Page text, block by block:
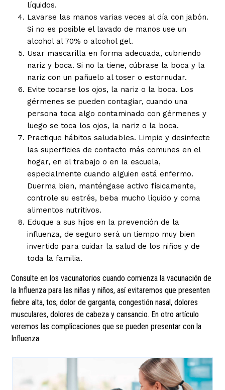
líquidos.
Lavarse las manos varias veces al día con jabón.
Si no es posible el lavado de manos use un
alcohol al 70% o alcohol gel.
Usar mascarilla en forma adecuada, cubriendo
nariz y boca. Si no la tiene, cúbrase la boca y la
nariz con un pañuelo al toser o estornudar.
Evite tocarse los ojos, la nariz o la boca. Los
gérmenes se pueden contagiar, cuando una
persona toca algo contaminado con gérmenes y
luego se toca los ojos, la nariz o la boca.
Practique hábitos saludables. Limpie y desinfecte
las superficies de contacto más comunes en el
hogar, en el trabajo o en la escuela,
especialmente cuando alguien está enfermo.
Duerma bien, manténgase activo físicamente,
controle su estrés, beba mucho líquido y coma
alimentos nutritivos.
Eduque a sus hijos en la prevención de la
influenza, de seguro será un tiempo muy bien
invertido para cuidar la salud de los niños y de
toda la familia.
Consulte en los vacunatorios cuando comienza la vacunación de
la Influenza para las niñas y niños, así evitaremos que presenten
fiebre alta, tos, dolor de garganta, congestión nasal, dolores
musculares, dolores de cabeza y cansancio. En otro artículo
veremos las complicaciones que se pueden presentar con la
Influenza.